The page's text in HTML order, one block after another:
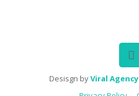
Desisgn byViral Agency